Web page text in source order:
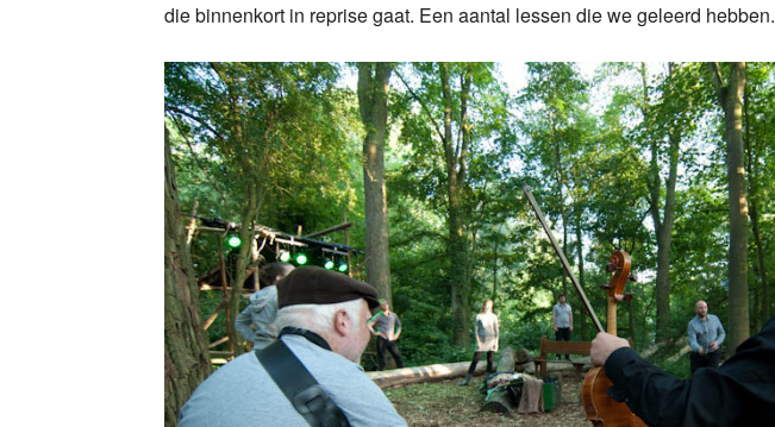
die binnenkort in reprise gaat. Een aantal lessen die we geleerd hebben.